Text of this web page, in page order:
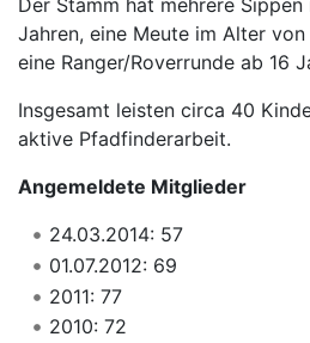
Der Stamm hat mehrere
Jahren, eine Meute im Alter
eine Ranger/Roverrunde ab 16
Insgesamt leisten circa 40
aktive Pfadfinderarbeit.
Angemeldete Mitglieder
24.03.2014: 57
01.07.2012: 69
2011: 77
2010: 72